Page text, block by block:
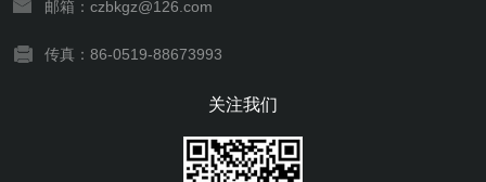
邮箱：czbkgz@126.com
传真：86-0519-88673993
关注我们